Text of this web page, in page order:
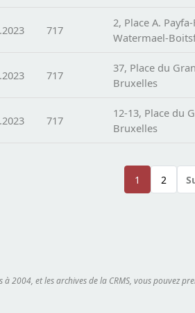
717
2, Place A.
Watermael-
717
37, Place du
Bruxelles
717
12-13, Place du
Bruxelles
Page
1 Page
2
2004, et les archives de la CRMS, vous pouvez